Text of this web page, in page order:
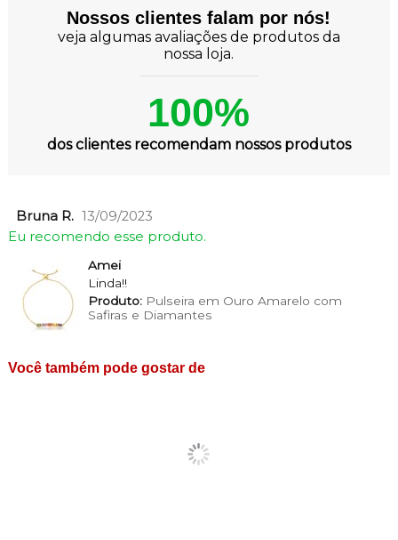
Nossos clientes falam por nós!
veja algumas avaliações de produtos da
nossa loja.
100%
dos clientes recomendam nossos produtos
Bruna R. 13/09/2023
Eu recomendo esse produto.
Amei
Linda!!
Produto:Pulseira em Ouro Amarelo com
Safiras e Diamantes
Você também pode gostar de